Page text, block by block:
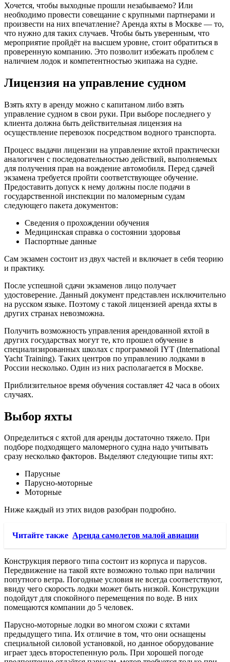
Хочется, чтобы выходные прошли незабываемо? Или
необходимо провести совещание с крупными партнерами и
произвести на них впечатление? Аренда яхты в Москве — то,
что нужно для таких случаев. Чтобы быть уверенным, что
мероприятие пройдёт на высшем уровне, стоит обратиться в
проверенную компанию. Это позволит избежать проблем с
наличием лодок и компетентностью экипажа на судне.
Лицензия на управление судном
Взять яхту в аренду можно с капитаном либо взять
управление судном в свои руки. При выборе последнего у
клиента должна быть действительная лицензия на
осуществление перевозок посредством водного транспорта.
Процесс выдачи лицензии на управление яхтой практически
аналогичен с последовательностью действий, выполняемых
для получения прав на вождение автомобиля. Перед сдачей
экзамена требуется пройти соответствующее обучение.
Предоставить допуск к нему должны после подачи в
государственной инспекции по маломерным судам
следующего пакета документов:
Сведения о прохождении обучения
Медицинская справка о состоянии здоровья
Паспортные данные
Сам экзамен состоит из двух частей и включает в себя теорию
и практику.
После успешной сдачи экзаменов лицо получает
удостоверение. Данный документ представлен исключительно
на русском языке. Поэтому с такой лицензией аренда яхты в
других странах невозможна.
Получить возможность управления арендованной яхтой в
других государствах могут те, кто прошел обучение в
специализированных школах с программой IYT (International
Yacht Training). Таких центров по управлению лодками в
России несколько. Один из них располагается в Москве.
Приблизительное время обучения составляет 42 часа в обоих
случаях.
Выбор яхты
Определиться с яхтой для аренды достаточно тяжело. При
подборе подходящего маломерного судна надо учитывать
сразу несколько факторов. Выделяют следующие типы яхт:
Парусные
Парусно-моторные
Моторные
Ниже каждый из этих видов разобран подробно.
Читайте также Аренда самолетов малой авиации
Конструкция первого типа состоит из корпуса и парусов.
Передвижение на такой яхте возможно только при наличии
попутного ветра. Погодные условия не всегда соответствуют,
ввиду чего скорость лодки может быть низкой. Конструкции
подойдут для спокойного перемещения по воде. В них
помещаются компании до 5 человек.
Парусно-моторные лодки во многом схожи с яхтами
предыдущего типа. Их отличие в том, что они оснащены
специальной силовой установкой, но данное оборудование
играет здесь второстепенную роль. При хорошей погоде